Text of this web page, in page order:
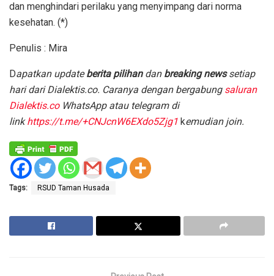
dan menghindari perilaku yang menyimpang dari norma
kesehatan. (*)
Penulis : Mira
Dapatkan updateberita pilihan dan breaking newssetiap
hari dari Dialektis.co. Caranya dengan bergabung saluran
Dialektis.coWhatsApp atau telegram di
linkhttps://t.me/+CNJcnW6EXdo5Zjg1 kemudian join.
Tags: RSUD Taman Husada